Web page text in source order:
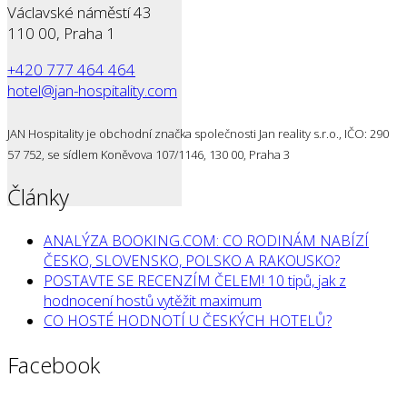
Václavské náměstí 43
110 00, Praha 1
+420 777 464 464
hotel@jan-hospitality.com
JAN Hospitality je obchodní značka společnosti Jan reality s.r.o., IČO: 290
57 752, se sídlem Koněvova 107/1146, 130 00, Praha 3
Články
ANALÝZA BOOKING.COM: CO RODINÁM NABÍZÍ
ČESKO, SLOVENSKO, POLSKO A RAKOUSKO?
POSTAVTE SE RECENZÍM ČELEM! 10 tipů, jak z
hodnocení hostů vytěžit maximum
CO HOSTÉ HODNOTÍ U ČESKÝCH HOTELŮ?
Facebook